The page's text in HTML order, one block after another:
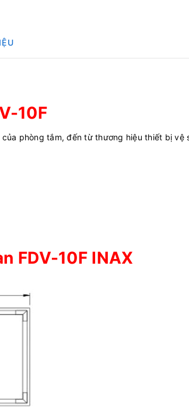
10F
phòng tắm, đến từ thương hiệu thiết bị vệ
FDV-10F INAX